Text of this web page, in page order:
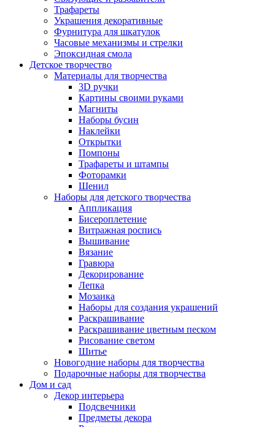
Трафареты
Украшения декоративные
Фурнитура для шкатулок
Часовые механизмы и стрелки
Эпоксидная смола
Детское творчество
Материалы для творчества
3D ручки
Картины своими руками
Магниты
Наборы бусин
Наклейки
Открытки
Помпоны
Трафареты и штампы
Фоторамки
Шенил
Наборы для детского творчества
Аппликация
Бисероплетение
Витражная роспись
Вышивание
Вязание
Гравюра
Декорирование
Лепка
Мозаика
Наборы для создания украшений
Раскрашивание
Раскрашивание цветным песком
Рисование светом
Шитье
Новогодние наборы для творчества
Подарочные наборы для творчества
Дом и сад
Декор интерьера
Подсвечники
Предметы декора